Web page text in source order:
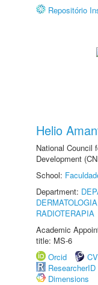
Repositório
Helio
National Council
Development
School:
Department:
RADIOTERAPIA
Academic
title: MS-6
Orcid
ResearcherID
Dimensions